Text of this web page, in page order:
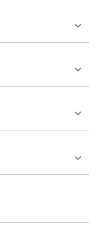
盲點偵測系統
有